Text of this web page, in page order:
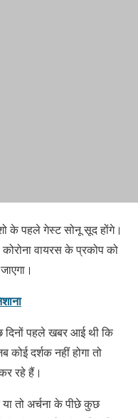
के पहले गेस्ट सोनू सूद होंगे।
वायरस के प्रकोप को
दिनों पहले खबर आई थी कि
दर्शक नहीं होगा तो
रहे हैं।
या तो अर्चना के पीछे कुछ